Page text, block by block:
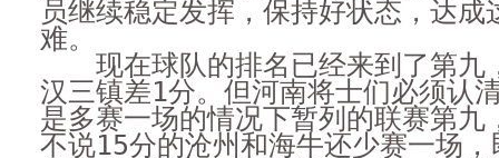
员继续稳定发挥，保持好状态，达成
难。
现在球队的排名已经来到了第九
汉三镇差1分。但河南将士们必须认
是多赛一场的情况下暂列的联赛第九
不说15分的沧州和海牛还少赛一场